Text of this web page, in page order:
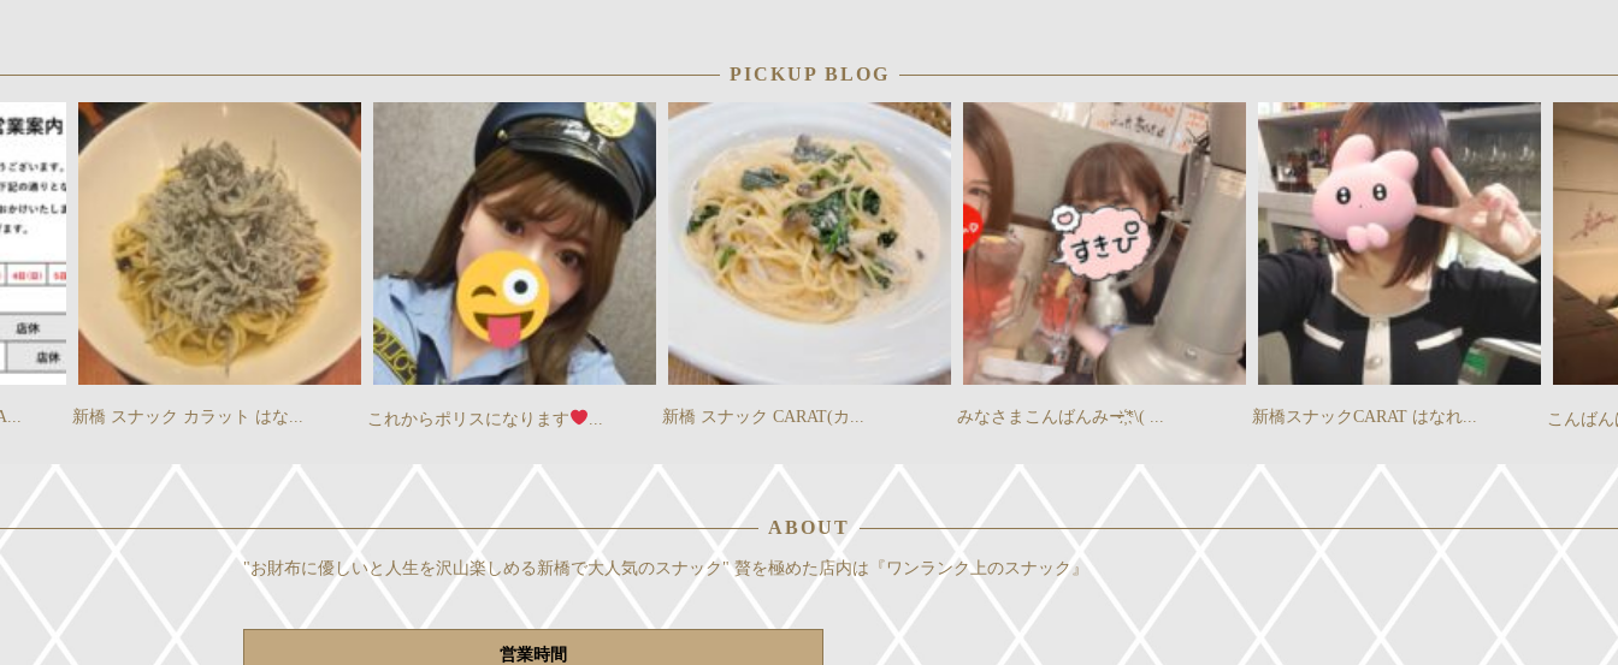
PICKUP BLOG
新橋 スナック カラット はな... これからポリスになります 新橋 スナック CARAT(カ... みなさまこんばんみー҉*\( ... 新橋スナックCARAT はなれ... こんばん
ABOUT
"お財布に優しいと人生を沢山楽しめる新橋で大人気のスナック" 贅を極めた店内は『ワンランク上のスナック』
営業時間